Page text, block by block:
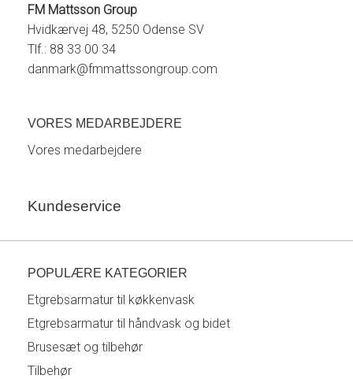
FM Mattsson Group
Hvidkærvej 48, 5250 Odense SV
Tlf.: 88 33 00 34
danmark@fmmattssongroup.com
VORES MEDARBEJDERE
Vores medarbejdere
Kundeservice
POPULÆRE KATEGORIER
Etgrebsarmatur til køkkenvask
Etgrebsarmatur til håndvask og bidet
Brusesæt og tilbehør
Tilbehør